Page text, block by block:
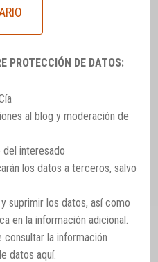
PROTECCIÓN DE DATOS:
al blog y moderación de
del interesado
los datos a terceros, salvo
suprimir los datos, así como
en la información adicional.
consultar la información
datos aquí.